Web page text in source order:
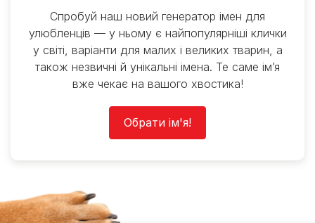
Спробуй наш новий генератор імен для
улюбленців — у ньому є найпопулярніші клички
у світі, варіанти для малих і великих тварин, а
також незвичні й унікальні імена. Те саме ім’я
вже чекає на вашого хвостика!
Обрати ім'я!